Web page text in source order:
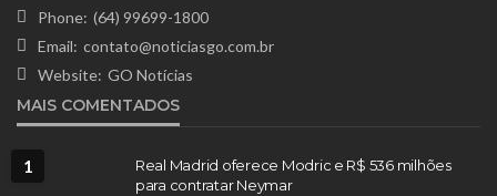
Phone: (64) 99699-1800
Email: contato@noticiasgo.com.br
Website: GO Notícias
MAIS COMENTADOS
1
Real Madrid oferece Modric e R$ 536 milhões
para contratar Neymar